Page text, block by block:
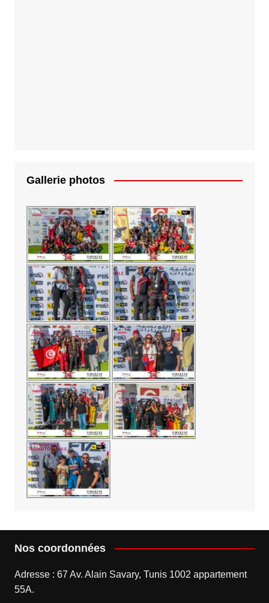
Gallerie photos
Nos coordonnées
Adresse : 67 Av. Alain Savary, Tunis 1002 appartement
55A.